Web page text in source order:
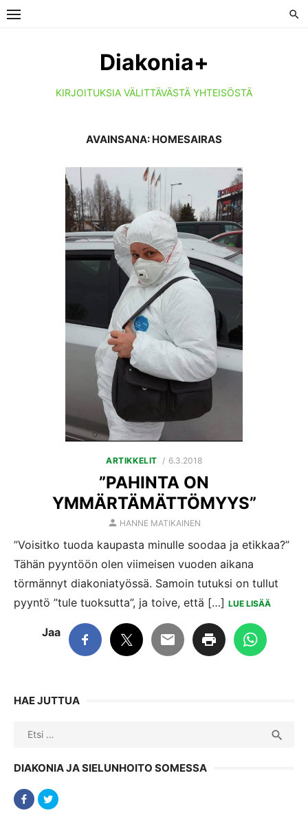
Skip
Diakonia+
KIRJOITUKSIA VÄLITTÄVÄSTÄ YHTEISÖSTÄ
AVAINSANA: HOMESAIRAS
ARTIKKELIT
POSTED
6.3.2018
”PAHINTA ON
YMMÄRTÄMÄTTÖMYYS”
AUTHOR
HANNE MATIKAINEN
”Voisitko tuoda kaupasta minulle soodaa ja etikkaa?”
Tähän pyyntöön olen viimeisen vuoden aikana
törmännyt diakoniatyössä. Samoin tutuksi on tullut
pyyntö ”tule tuoksutta”, ja toive, että […] LUE LISÄÄ
Jaa
HAE JUTTUA
Search

DIAKONIA JA SIELUNHOITO SOMESSA